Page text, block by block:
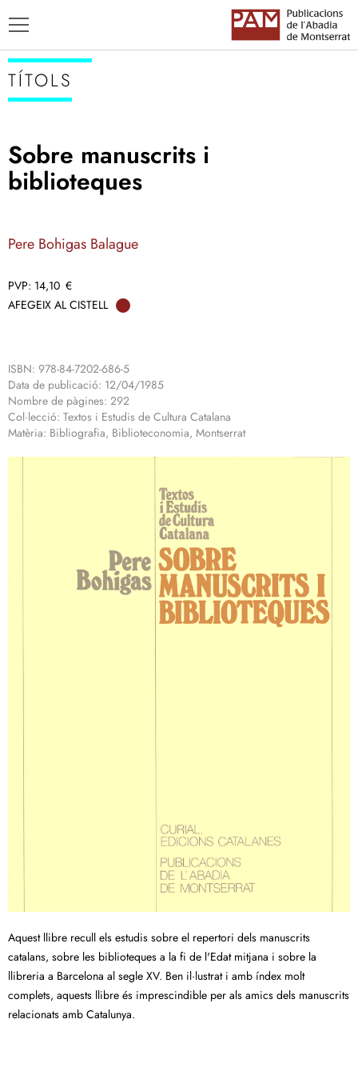
TÍTOLS
TÍTOLS
Sobre manuscrits i
biblioteques
Pere Bohigas Balague
14,10 €
AFEGEIX AL CISTELL
ISBN: 978-84-7202-686-5
Data de publicació: 12/04/1985
Nombre de pàgines: 292
Col·lecció: Textos i Estudis de Cultura Catalana
Matèria: Bibliografia, Biblioteconomia, Montserrat
Aquest llibre recull els estudis sobre el repertori dels manuscrits
catalans, sobre les biblioteques a la fi de l'Edat mitjana i sobre la
llibreria a Barcelona al segle XV. Ben il·lustrat i amb índex molt
complets, aquests llibre és imprescindible per als amics dels manuscrits
relacionats amb Catalunya.